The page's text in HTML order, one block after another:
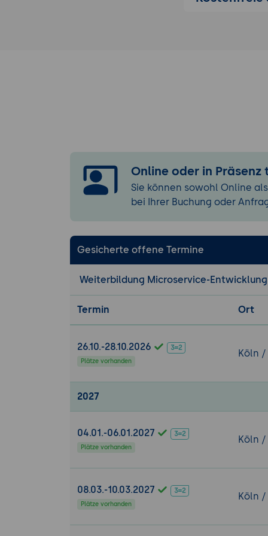
Plugins und
Praktische
Seneca.js
Erweiterte
Best
Strategie
Design
Online oder in Präsenz
Sie können sowohl Online
bei Ihrer Buchung oder
Gesicherte offene Termine
Weiterbildung Microservice-
Termin Ort
26.10.-28.10.2026
Plätze vorhanden
Köln
2027
04.01.-06.01.2027
Plätze vorhanden
Köln
08.03.-10.03.2027
Plätze vorhanden
Köln